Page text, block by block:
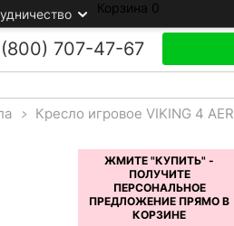
Корзина 0
707-47-67
> Кресло игровое VIKING 4